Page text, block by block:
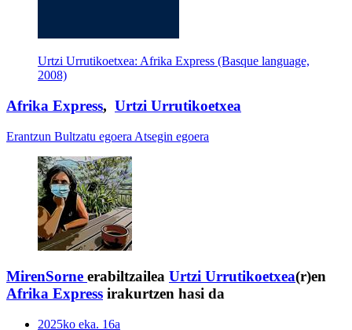
Urtzi Urrutikoetxea: Afrika Express (Basque language,
2008)
Afrika Express, Urtzi Urrutikoetxea
Erantzun Bultzatu egoera Atsegin egoera
MirenSorne erabiltzailea Urtzi Urrutikoetxea(r)en
Afrika Express irakurtzen hasi da
2025ko eka. 16a